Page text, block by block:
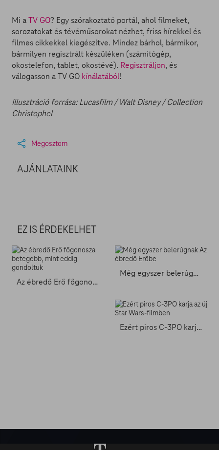
Mi aTV GO? Egy szórakoztató portál, ahol filmeket,
sorozatokat és tévéműsorokat nézhet, friss hírekkel és
filmes cikkekkel kiegészítve. Mindez bárhol, bármikor,
bármilyen regisztrált készüléken (számítógép,
okostelefon, tablet, okostévé). Regisztráljon, és
válogasson a TV GO kínálatából!
Illusztráció forrása: Lucasfilm / Walt Disney / Collection
Christophel
Megosztom
AJÁNLATAINK
EZ IS ÉRDEKELHET
Az ébredő Erő főgonosza betegebb, mint eddig gondoltuk
Még egyszer belerúgnak Az ébredő Erőbe
Ezért piros C-3PO karja az új Star Wars-filmben